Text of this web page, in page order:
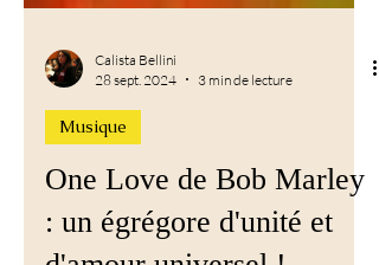
Calista Bellini
3 min de lecture